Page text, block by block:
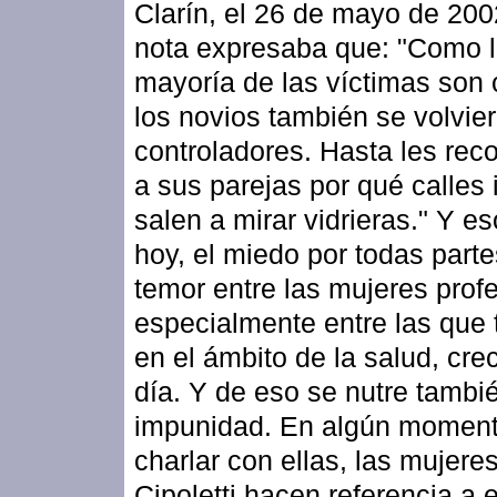
Clarín, el 26 de mayo de
nota expresaba que: "Como
mayoría de las víctimas son
los novios también se
controladores. Hasta les
a sus parejas por qué calles
salen a mirar vidrieras." Y
hoy, el miedo por todas
temor entre las mujeres
especialmente entre las que
en el ámbito de la salud,
día. Y de eso se nutre
impunidad. En algún
charlar con ellas, las